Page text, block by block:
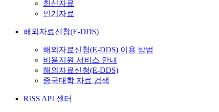
최신자료
인기자료
해외자료신청(E-DDS)
해외자료신청(E-DDS) 이용 방법
비용지원 서비스 안내
해외자료신청(E-DDS)
중국대학 자료 검색
RISS API 센터